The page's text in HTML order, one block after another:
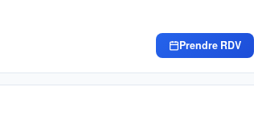
Prendre RDV